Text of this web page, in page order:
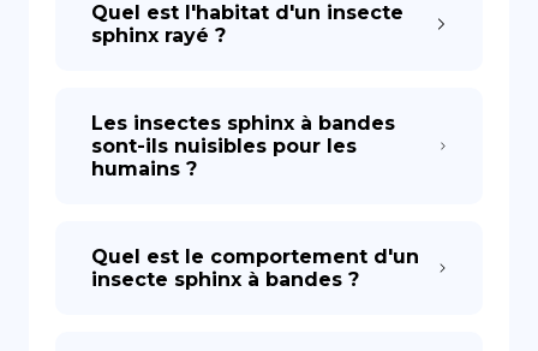
Quel est l'habitat d'un insecte
sphinx rayé ?
Les insectes sphinx à bandes
sont-ils nuisibles pour les
humains ?
Quel est le comportement d'un
insecte sphinx à bandes ?